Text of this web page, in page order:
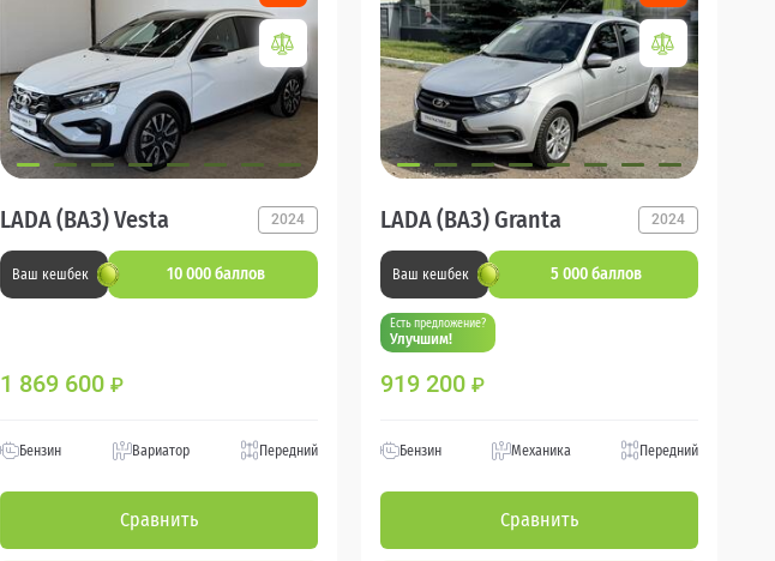
LADA (ВАЗ) Vesta 2024
Ваш кешбек 10 000 баллов
1 869 600 ₽
Бензин Вариатор Передний
Сравнить
LADA (ВАЗ) Granta 2024
Ваш кешбек 5 000 баллов
Есть предложение?
Улучшим!
919 200 ₽
Бензин Механика Передний
Сравнить